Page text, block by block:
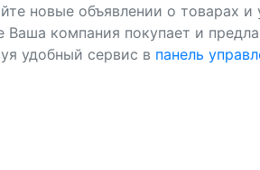
новые объявлении о товарах и
Ваша компания покупает и
удобный сервис в панель